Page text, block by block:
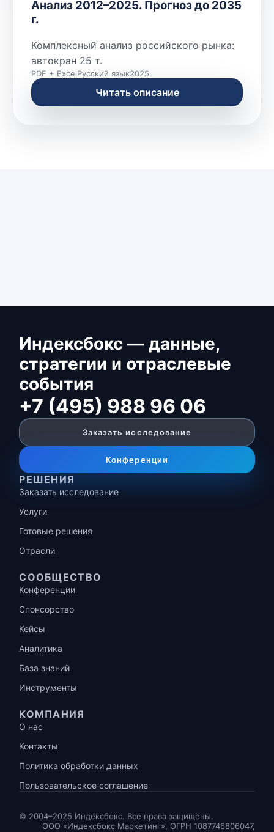
Анализ 2012–2025. Прогноз до 2035
г.
Комплексный анализ российского рынка:
автокран 25 т.
PDF + ExcelРусский язык2025
Читать описание
Индексбокс — данные,
стратегии и отраслевые
события
+7 (495) 988 96 06
Заказать исследование
Конференции
РЕШЕНИЯ
Заказать исследование
Услуги
Готовые решения
Отрасли
СООБЩЕСТВО
Конференции
Спонсорство
Кейсы
Аналитика
База знаний
Инструменты
КОМПАНИЯ
О нас
Контакты
Политика обработки данных
Пользовательское соглашение
© 2004–2025 Индексбокс. Все права защищены.
ООО «Индексбокс Маркетинг», ОГРН 1087746806047,